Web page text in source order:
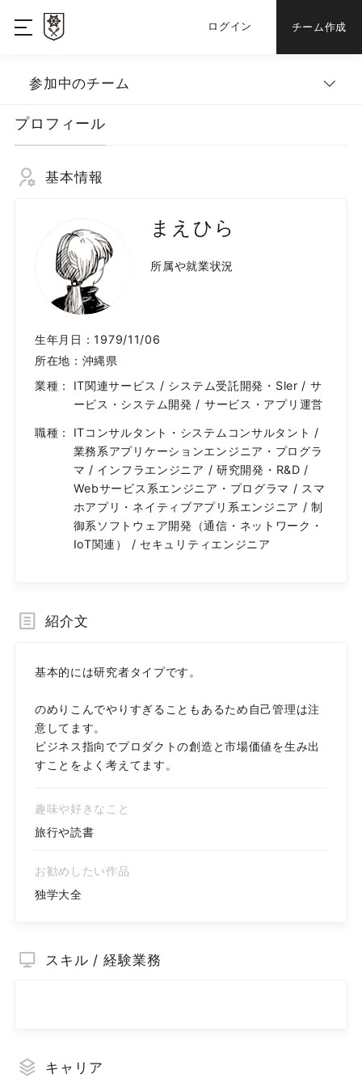
ログイン チーム作成
参加中のチーム
プロフィール
基本情報
まえひら
所属や就業状況
生年月日： 1979/11/06
所在地： 沖縄県
業種：
IT関連サービス / システム受託開発・Sler / サ
ービス・システム開発 / サービス・アプリ運営
職種：
ITコンサルタント・システムコンサルタント /
業務系アプリケーションエンジニア・プログラ
マ / インフラエンジニア / 研究開発・R&D /
Webサービス系エンジニア・プログラマ / スマ
ホアプリ・ネイティブアプリ系エンジニア / 制
御系ソフトウェア開発（通信・ネットワーク・
IoT関連） / セキュリティエンジニア
紹介文
基本的には研究者タイプです。
のめりこんでやりすぎることもあるため自己管理は注
意してます。
ビジネス指向でプロダクトの創造と市場価値を生み出
趣味や好きなこと
旅行や読書
お勧めしたい作品
独学大全
スキル / 経験業務
キャリア